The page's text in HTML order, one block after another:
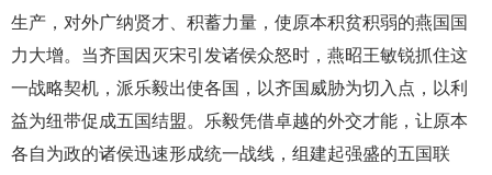
生产，对外广纳贤才、积蓄力量，使原本积贫积弱的燕国国
力大增。当齐国因灭宋引发诸侯众怒时，燕昭王敏锐抓住这
一战略契机，派乐毅出使各国，以齐国威胁为切入点，以利
益为纽带促成五国结盟。乐毅凭借卓越的外交才能，让原本
各自为政的诸侯迅速形成统一战线，组建起强盛的五国联